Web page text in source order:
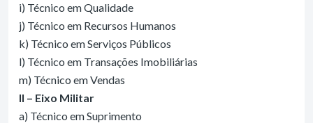
i) Técnico em Qualidade
j) Técnico em Recursos Humanos
k) Técnico em Serviços Públicos
l) Técnico em Transações Imobiliárias
m) Técnico em Vendas
II – Eixo Militar
a) Técnico em Suprimento